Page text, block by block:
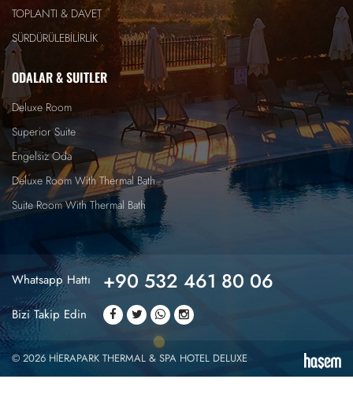
TOPLANTI & DAVET
SÜRDÜRÜLEBİLİRLİK
ODALAR & SUITLER
Deluxe Room
Superior Suite
Engelsiz Oda
Deluxe Room With Thermal Bath
Suite Room With Thermal Bath
Whatsapp Hattı +90 532 461 80 06
Bizi Takip Edin
© 2026 HİERAPARK THERMAL & SPA HOTEL DELUXE